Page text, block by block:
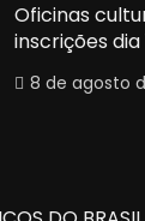
Oficinas
inscrições
8 de agosto